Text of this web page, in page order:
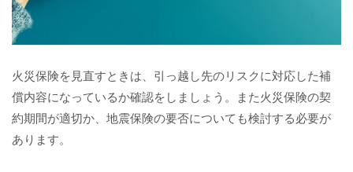
火災保険を見直すときは、引っ越し先のリスクに対応した補
償内容になっているか確認をしましょう。また火災保険の契
約期間が適切か、地震保険の要否についても検討する必要が
あります。